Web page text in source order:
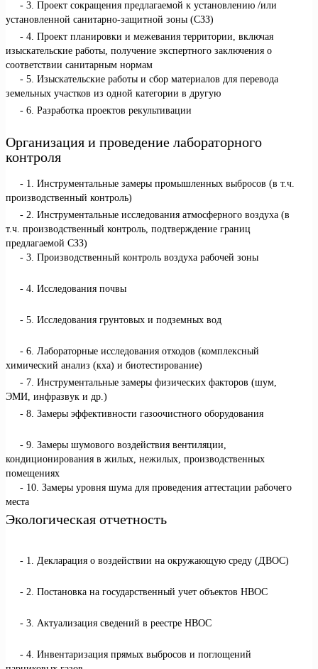
3. Проект сокращения предлагаемой к установлению /или
установленной санитарно-защитной зоны (СЗЗ)
4. Проект планировки и межевания территории, включая
изыскательские работы, получение экспертного заключения о
соответствии санитарным нормам
5. Изыскательские работы и сбор материалов для перевода
земельных участков из одной категории в другую
6. Разработка проектов рекультивации
Организация и проведение лабораторного
контроля
1. Инструментальные замеры промышленных выбросов (в т.ч.
производственный контроль)
2. Инструментальные исследования атмосферного воздуха (в
т.ч. производственный контроль, подтверждение границ
предлагаемой СЗЗ)
3. Производственный контроль воздуха рабочей зоны
4. Исследования почвы
5. Исследования грунтовых и подземных вод
6. Лабораторные исследования отходов (комплексный
химический анализ (кха) и биотестирование)
7. Инструментальные замеры физических факторов (шум,
ЭМИ, инфразвук и др.)
8. Замеры эффективности газоочистного оборудования
9. Замеры шумового воздействия вентиляции,
кондиционирования в жилых, нежилых, производственных
помещениях
10. Замеры уровня шума для проведения аттестации рабочего
места
Экологическая отчетность
1. Декларация о воздействии на окружающую среду (ДВОС)
2. Постановка на государственный учет объектов НВОС
3. Актуализация сведений в реестре НВОС
4. Инвентаризация прямых выбросов и поглощений